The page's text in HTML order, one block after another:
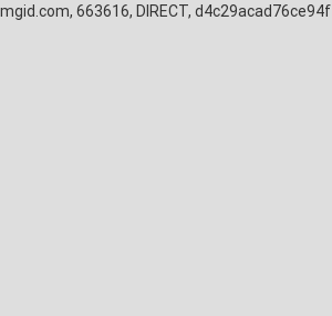
mgid.com, 663616, DIRECT, d4c29acad76ce94f